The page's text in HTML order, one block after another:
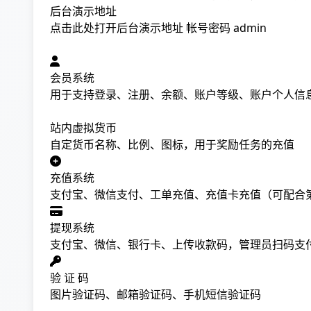
后台演示地址
点击此处打开后台演示地址 帐号密码 admin
会员系统
用于支持登录、注册、余额、账户等级、账户个人信
站内虚拟货币
自定货币名称、比例、图标，用于奖励任务的充值
充值系统
支付宝、微信支付、工单充值、充值卡充值（可配合
提现系统
支付宝、微信、银行卡、上传收款码，管理员扫码支
验 证 码
图片验证码、邮箱验证码、手机短信验证码